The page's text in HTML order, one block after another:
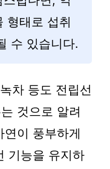
형태로 섭취
수 있습니다.
차 등도 전립선
것으로 알려
이 풍부하게
기능을 유지하